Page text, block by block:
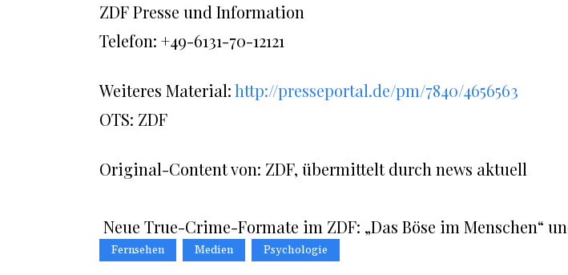
ZDF Presse und Information
Telefon: +49-6131-70-12121
Weiteres Material:http://presseportal.de/pm/7840/4656563
OTS: ZDF
Original-Content von: ZDF, übermittelt durch news aktuell
Neue True-Crime-Formate im ZDF: „Das Böse im Menschen“
Fernsehen Medien Psychologie